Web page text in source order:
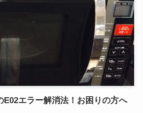
E02エラー解消法！お困りの方へ